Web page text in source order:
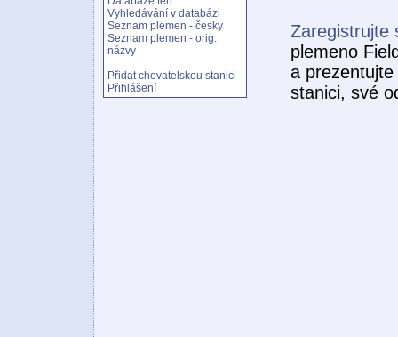
Vyhledávání v databázi
Seznam plemen - česky
Seznam plemen - orig.
názvy
Přidat chovatelskou stanici
Přihlášení
Zaregistrujte
plemeno
a
stanici, své